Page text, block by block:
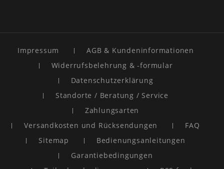
Impressum
AGB & Kundeninformationen
Widerrufsbelehrung & -formular
Datenschutzerklärung
Standorte / Beratung / Service
Zahlungsarten
Versandkosten und Rücksendungen
FAQ
Sitemap
Bedienungsanleitungen
Garantiebedingungen